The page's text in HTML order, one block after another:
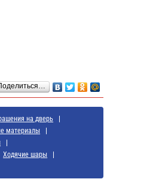
на дверь
материалы
Ходячие шары